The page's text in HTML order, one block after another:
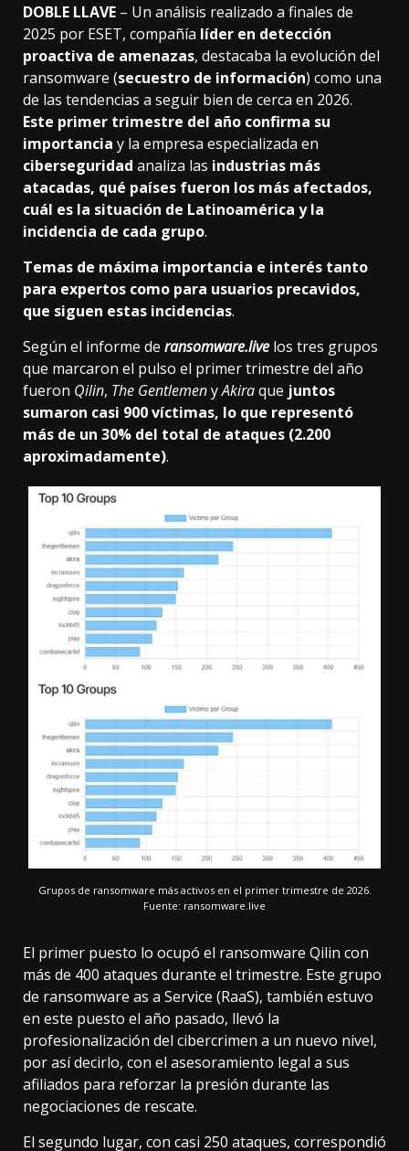
DOBLE LLAVE – Un análisis realizado a finales de
2025 por ESET, compañía líder en detección
proactiva de amenazas, destacaba la evolución del
ransomware (secuestro de información) como una
de las tendencias a seguir bien de cerca en 2026.
Este primer trimestre del año confirma su
importancia y la empresa especializada en
ciberseguridad analiza las industrias más
atacadas, qué países fueron los más afectados,
cuál es la situación de Latinoamérica y la
incidencia de cada grupo.
Temas de máxima importancia e interés tanto
para expertos como para usuarios precavidos,
que siguen estas incidencias.
Según el informe de ransomware.live los tres grupos
que marcaron el pulso el primer trimestre del año
fueron Qilin, The GentlemenyAkiraque juntos
sumaron casi 900 víctimas, lo que representó
más de un 30% del total de ataques (2.200
aproximadamente).
Grupos de ransomware más activos en el primer trimestre de 2026.
Fuente: ransomware.live
El primer puesto lo ocupó el ransomware Qilin con
más de 400 ataques durante el trimestre. Este grupo
de ransomware as a Service (RaaS), también estuvo
en este puesto el año pasado, llevó la
profesionalización del cibercrimen a un nuevo nivel,
por así decirlo, con el asesoramiento legal a sus
afiliados para reforzar la presión durante las
negociaciones de rescate.
El segundo lugar, con casi 250 ataques, correspondió